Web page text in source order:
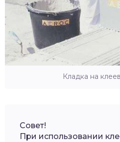
Кладка на
Совет!
При использовании